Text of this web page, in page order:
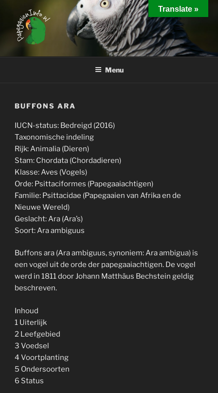
inhoud
PAPEGAAIEN INFO
Interessante weetjes over het houden van papegaaien
Menu
BUFFONS ARA
IUCN-status: Bedreigd (2016)
Taxonomische indeling
Rijk: Animalia (Dieren)
Stam: Chordata (Chordadieren)
Klasse: Aves (Vogels)
Orde: Psittaciformes (Papegaaiachtigen)
Familie: Psittacidae (Papegaaien van Afrika en de
Nieuwe Wereld)
Geslacht: Ara (Ara’s)
Soort: Ara ambiguus
Buffons ara (Ara ambiguus, synoniem: Ara ambigua) is
een vogel uit de orde der papegaaiachtigen. De vogel
werd in 1811 door Johann Matthäus Bechstein geldig
beschreven.
Inhoud
1 Uiterlijk
2 Leefgebied
3 Voedsel
4 Voortplanting
5 Ondersoorten
6 Status
Translate »